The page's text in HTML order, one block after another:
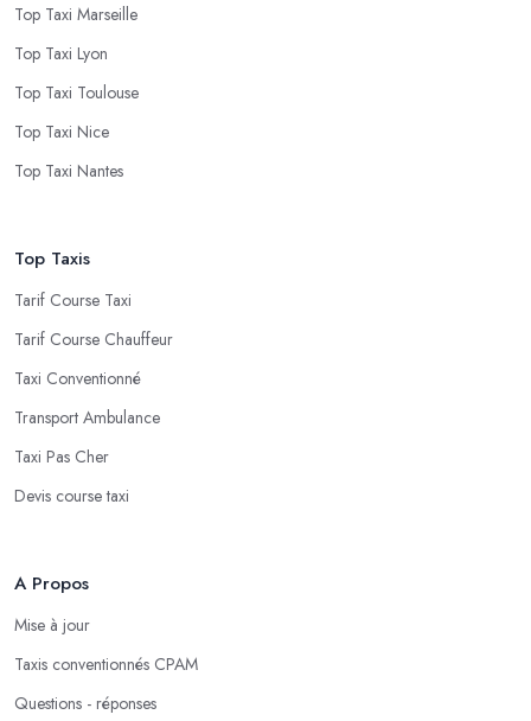
Top Taxi Marseille
Top Taxi Lyon
Top Taxi Toulouse
Top Taxi Nice
Top Taxi Nantes
Top Taxis
Tarif Course Taxi
Tarif Course Chauffeur
Taxi Conventionné
Transport Ambulance
Taxi Pas Cher
Devis course taxi
A Propos
Mise à jour
Taxis conventionnés CPAM
Questions - réponses